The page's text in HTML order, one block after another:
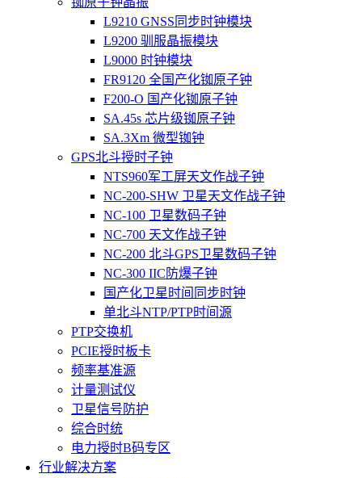
L9210 GNSS同步时钟模块
L9200 驯服晶振模块
L9000 时钟模块
FR9120 全国产化铷原子钟
F200-O 国产化铷原子钟
SA.45s 芯片级铷原子钟
SA.3Xm 微型铷钟
GPS北斗授时子钟
NTS960军工屏天文作战子钟
NC-200-SHW 卫星天文作战子钟
NC-100 卫星数码子钟
NC-700 天文作战子钟
NC-200 北斗GPS卫星数码子钟
NC-300 IIC防爆子钟
国产化卫星时间同步时钟
单北斗NTP/PTP时间源
PTP交换机
PCIE授时板卡
频率基准源
计量测试仪
卫星信号防护
综合时统
电力授时B码专区
行业解决方案